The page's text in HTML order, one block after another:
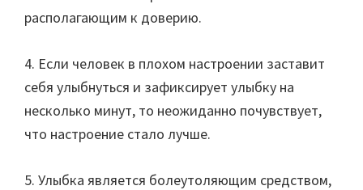
располагающим к доверию.
4. Если человек в плохом настроении заставит
себя улыбнуться и зафиксирует улыбку на
несколько минут, то неожиданно почувствует,
что настроение стало лучше.
5. Улыбка является болеутоляющим средством,